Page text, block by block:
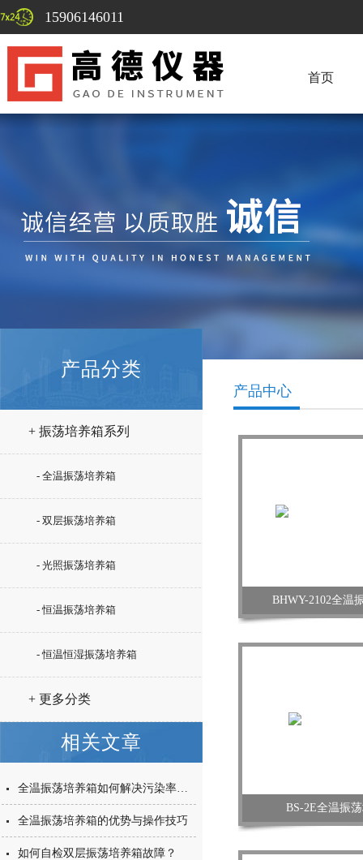
15906146011
首页
产品分类
+ 振荡培养箱系列
- 全温振荡培养箱
- 双层振荡培养箱
- 光照振荡培养箱
- 恒温振荡培养箱
- 恒温恒湿振荡培养箱
+ 更多分类
相关文章
全温振荡培养箱如何解决污染率与生长周期矛盾？
全温振荡培养箱的优势与操作技巧
如何自检双层振荡培养箱故障？
产品中心
BHWY-2102全温
BS-2E全温振